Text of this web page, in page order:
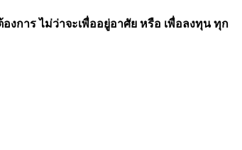
งการ ไม่ว่าจะเพื่ออยู่อาศัย หรือ เพื่อลงทุน ทุก